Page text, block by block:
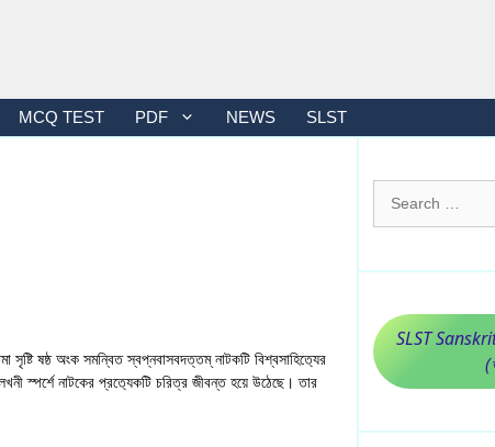
MCQ TEST PDF NEWS SLST
ষষ্ঠ অংক সমন্বিত স্বপ্নবাসবদত্তম্ নাটকটি বিশ্বসাহিত‍্যের
স্পর্শে নাটকের প্রত‍্যেকটি চরিত্র জীবন্ত হয়ে উঠেছে। তার
for:
SLST